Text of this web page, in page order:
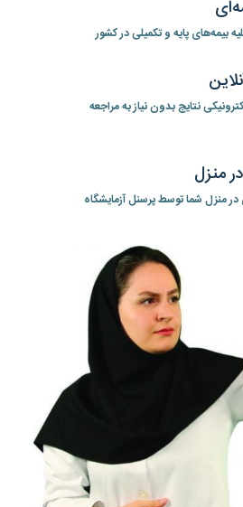
بیمه‌های پایه و تکمیلی در کشور
نتایج بدون نیاز به مراجعه
منزل
در منزل شما توسط پرسنل آزمایشگاه